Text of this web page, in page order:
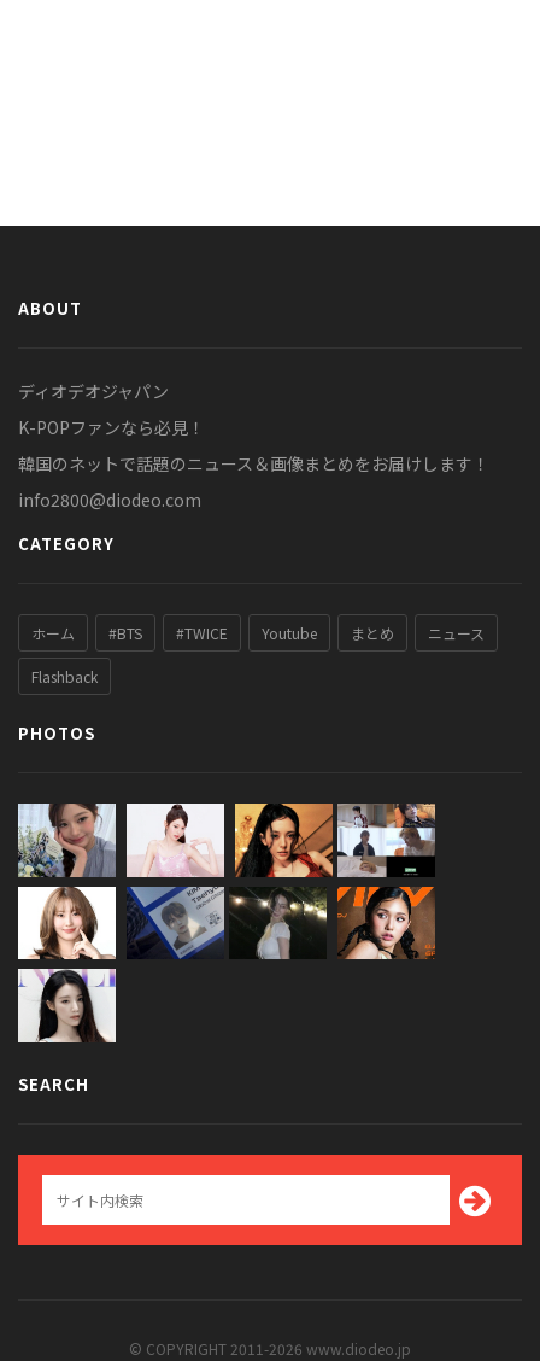
ABOUT
ディオデオジャパン
K-POPファンなら必見！
韓国のネットで話題のニュース＆画像まとめをお届けします！
info2800@diodeo.com
CATEGORY
ホーム #BTS #TWICE Youtube まとめ ニュース
Flashback
PHOTOS
SEARCH
© COPYRIGHT 2011-2026 www.diodeo.jp